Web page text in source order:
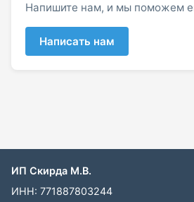
Напишите нам, и мы поможем
Написать нам
ИП Скирда М.В.
ИНН: 771887803244